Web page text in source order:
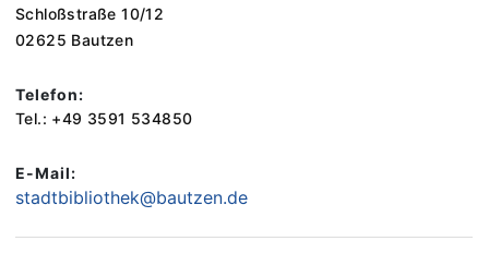
Schloßstraße 10/12
02625 Bautzen
Telefon:
Tel.: +49 3591 534850
E-Mail:
stadtbibliothek@bautzen.de